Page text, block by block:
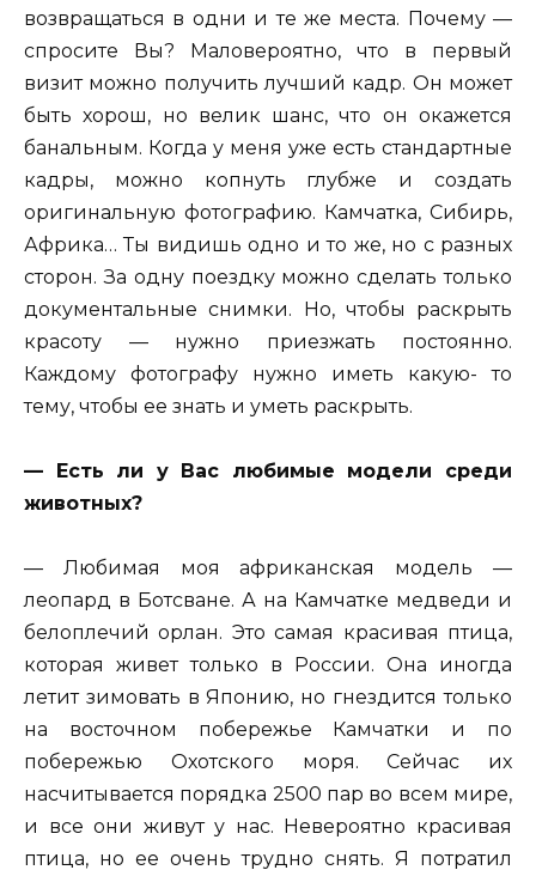
возвращаться в одни и те же места. Почему —
спросите Вы? Маловероятно, что в первый
визит можно получить лучший кадр. Он может
быть хорош, но велик шанс, что он окажется
банальным. Когда у меня уже есть стандартные
кадры, можно копнуть глубже и создать
оригинальную фотографию. Камчатка, Сибирь,
Африка… Ты видишь одно и то же, но с разных
сторон. За одну поездку можно сделать только
документальные снимки. Но, чтобы раскрыть
красоту — нужно приезжать постоянно.
Каждому фотографу нужно иметь какую- то
тему, чтобы ее знать и уметь раскрыть.
— Есть ли у Вас любимые модели среди
животных?
— Любимая моя африканская модель —
леопард в Ботсване. А на Камчатке медведи и
белоплечий орлан. Это самая красивая птица,
которая живет только в России. Она иногда
летит зимовать в Японию, но гнездится только
на восточном побережье Камчатки и по
побережью Охотского моря. Сейчас их
насчитывается порядка 2500 пар во всем мире,
и все они живут у нас. Невероятно красивая
птица, но ее очень трудно снять. Я потратил